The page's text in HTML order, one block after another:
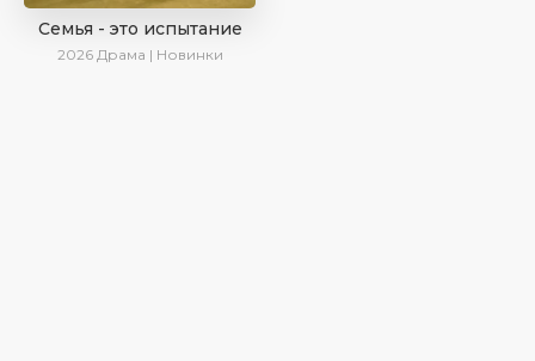
Семья - это испытание
2026 Драма | Новинки